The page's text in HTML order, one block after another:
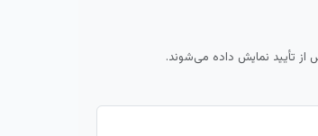
از تأیید نمایش داده می‌شوند.